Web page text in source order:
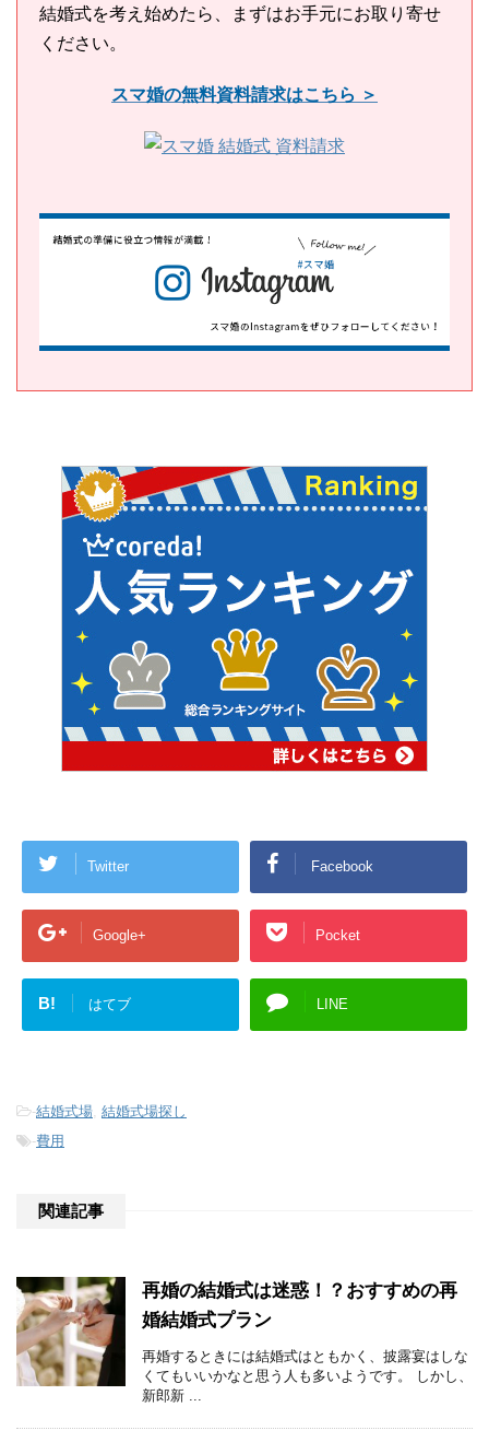
結婚式を考え始めたら、まずはお手元にお取り寄せ
ください。
スマ婚の無料資料請求はこちら ＞
Twitter Facebook
Google+ Pocket
B! はてブ LINE
-結婚式場 結婚式場探し
-費用
関連記事
再婚の結婚式は迷惑！？おすすめの再
婚結婚式プラン
再婚するときには結婚式はともかく、披露宴はしな
くてもいいかなと思う人も多いようです。 しかし、
新郎新 ...